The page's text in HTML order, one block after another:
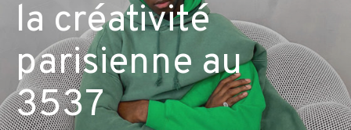
la créativité
parisienne au
3537